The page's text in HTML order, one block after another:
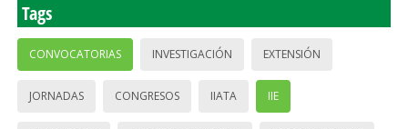
Tags
CONVOCATORIAS INVESTIGACIÓN EXTENSIÓN
JORNADAS CONGRESOS IIATA IIE